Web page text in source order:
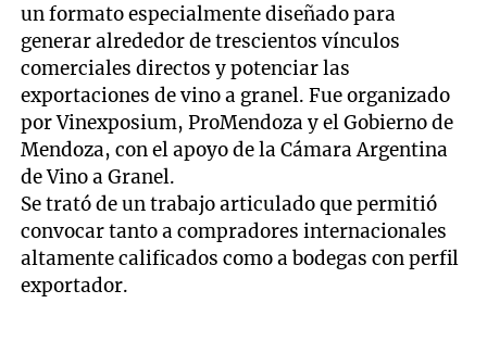
un formato especialmente diseñado para
generar alrededor de trescientos vínculos
comerciales directos y potenciar las
exportaciones de vino a granel. Fue organizado
por Vinexposium, ProMendoza y el Gobierno de
Mendoza, con el apoyo de la Cámara Argentina
de Vino a Granel.
Se trató de un trabajo articulado que permitió
convocar tanto a compradores internacionales
altamente calificados como a bodegas con perfil
exportador.